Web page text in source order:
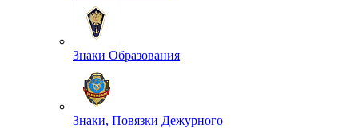
Знаки Образования
Знаки, Повязки Дежурного